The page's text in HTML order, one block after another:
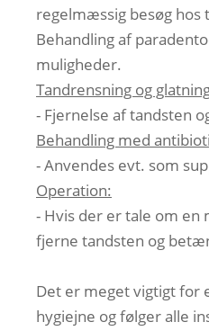
regelmæssig besøg
Behandling af
muligheder.
Tandrensning og
- Fjernelse af tandsten
Behandling med
- Anvendes evt. som
Operation:
- Hvis der er tale om
fjerne tandsten og
Det er meget vigtigt for
hygiejne og følger alle